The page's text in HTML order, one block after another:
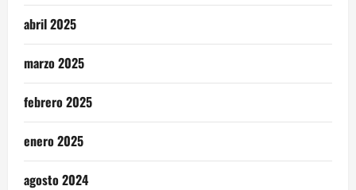
abril 2025
marzo 2025
febrero 2025
enero 2025
agosto 2024